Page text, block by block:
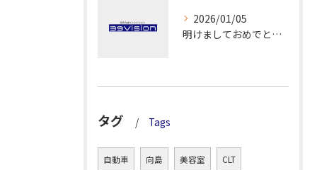
2026/01/05
明けましておめでとうございます！
タグ Tags
自動車 向島 美容室 CLT